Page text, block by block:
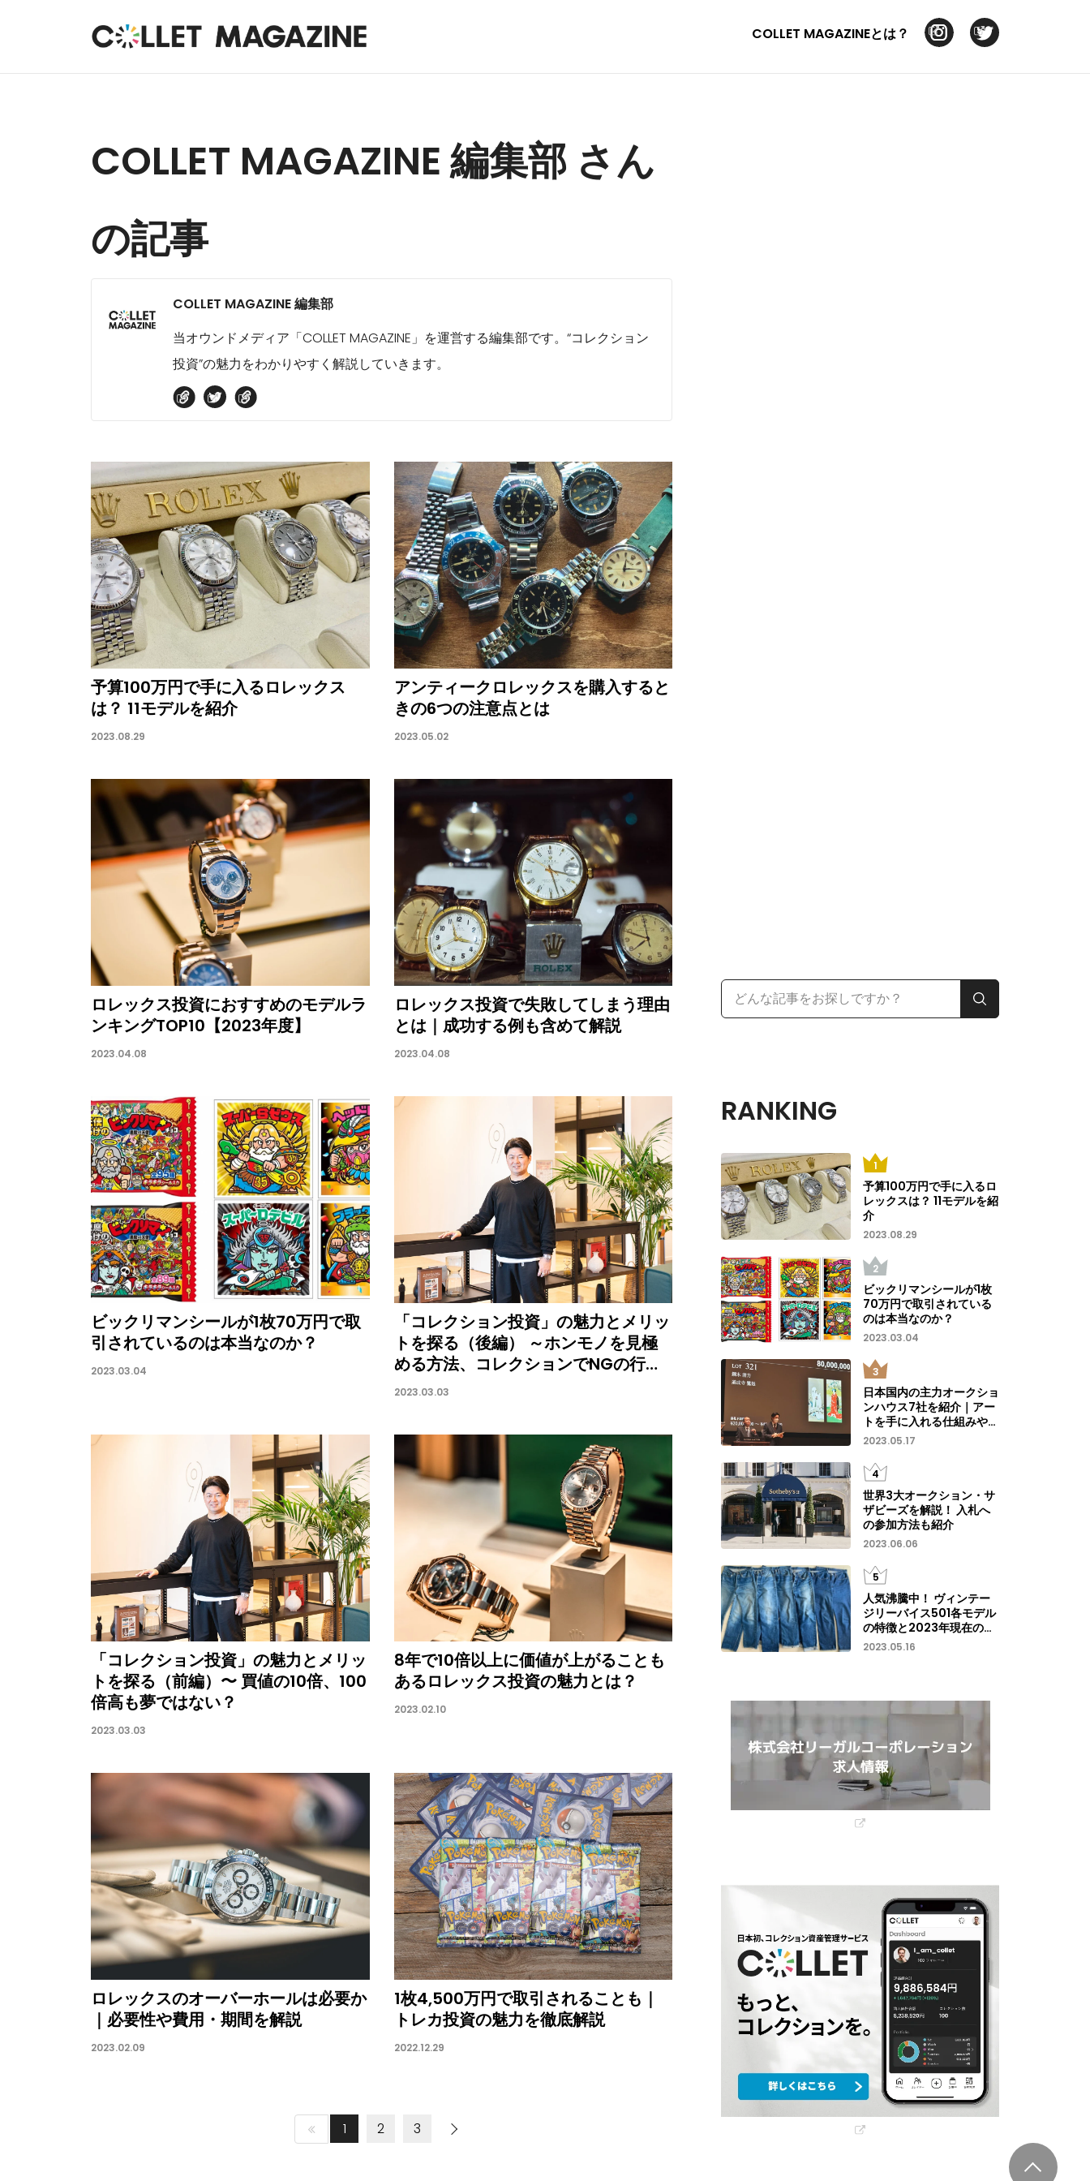
COLLET MAGAZINEとは？
COLLET MAGAZINE 編集部 さん
の記事
COLLET MAGAZINE 編集部
当オウンドメディア「COLLET MAGAZINE」を運営する編集部です。“コレクション
投資”の魅力をわかりやすく解説していきます。
予算100万円で手に入るロレックス
は？ 11モデルを紹介
2023.08.29
アンティークロレックスを購入すると
きの6つの注意点とは
2023.05.02
ロレックス投資におすすめのモデルラ
ンキングTOP10【2023年度】
2023.04.08
ロレックス投資で失敗してしまう理由
とは｜成功する例も含めて解説
2023.04.08
ビックリマンシールが1枚70万円で取
引されているのは本当なのか？
2023.03.04
「コレクション投資」の魅力とメリッ
トを探る（後編） ～ホンモノを見極
める方法、コレクションでNGの行為
とは
2023.03.03
「コレクション投資」の魅力とメリッ
トを探る（前編）〜 買値の10倍、100
倍高も夢ではない？
2023.03.03
8年で10倍以上に価値が上がることも
あるロレックス投資の魅力とは？
2023.02.10
ロレックスのオーバーホールは必要か
｜必要性や費用・期間を解説
2023.02.09
1枚4,500万円で取引されることも｜
トレカ投資の魅力を徹底解説
2022.12.29
1 2 3
RANKING
予算100万円で手に入るロ
レックスは？ 11モデルを紹
介
2023.08.29
ビックリマンシールが1枚
70万円で取引されている
のは本当なのか？
2023.03.04
日本国内の主力オークショ
ンハウス7社を紹介｜アー
トを手に入れる仕組みや買
い方を解説
2023.05.17
世界3大オークション・サ
ザビーズを解説！ 入札へ
の参加方法も紹介
2023.06.06
人気沸騰中！ ヴィンテー
ジリーバイス501各モデル
の特徴と2023年現在の相
場について
2023.05.16